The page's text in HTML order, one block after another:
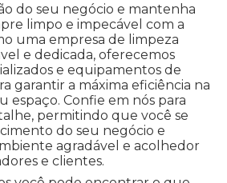
do seu negócio e mantenha
limpo e impecável com a
uma empresa de limpeza
e dedicada, oferecemos
e equipamentos de
garantir a máxima eficiência na
espaço. Confie em nós para
permitindo que você se
do seu negócio e
agradável e acolhedor
e clientes.